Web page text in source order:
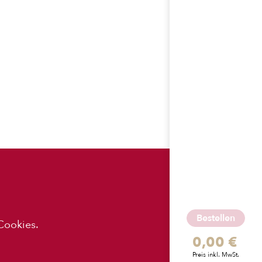
Bestellen
0,00 €
Preis inkl. MwSt.